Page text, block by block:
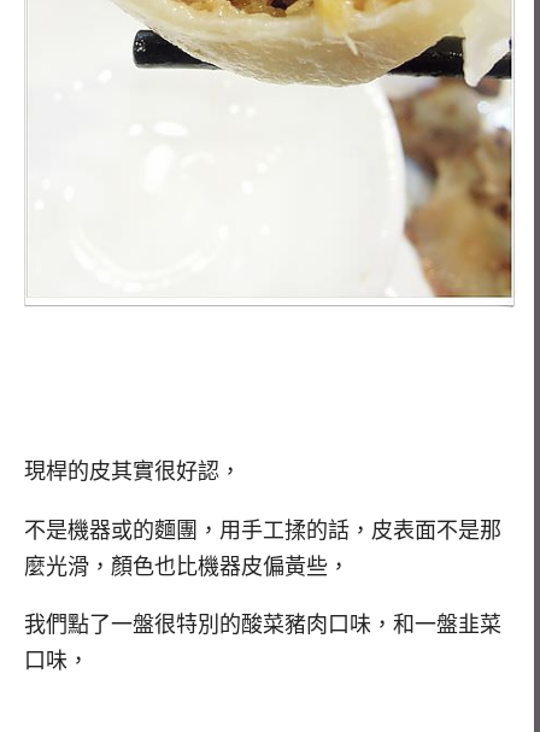
現桿的皮其實很好認，
不是機器或的麵團，用手工揉的話，皮表面不是那
麼光滑，顏色也比機器皮偏黃些，
我們點了一盤很特別的酸菜豬肉口味，和一盤韭菜
口味，